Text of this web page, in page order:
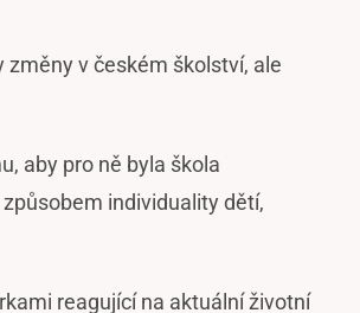
změny v českém školství, ale
aby pro ně byla škola
individuality dětí,
reagující na aktuální životní